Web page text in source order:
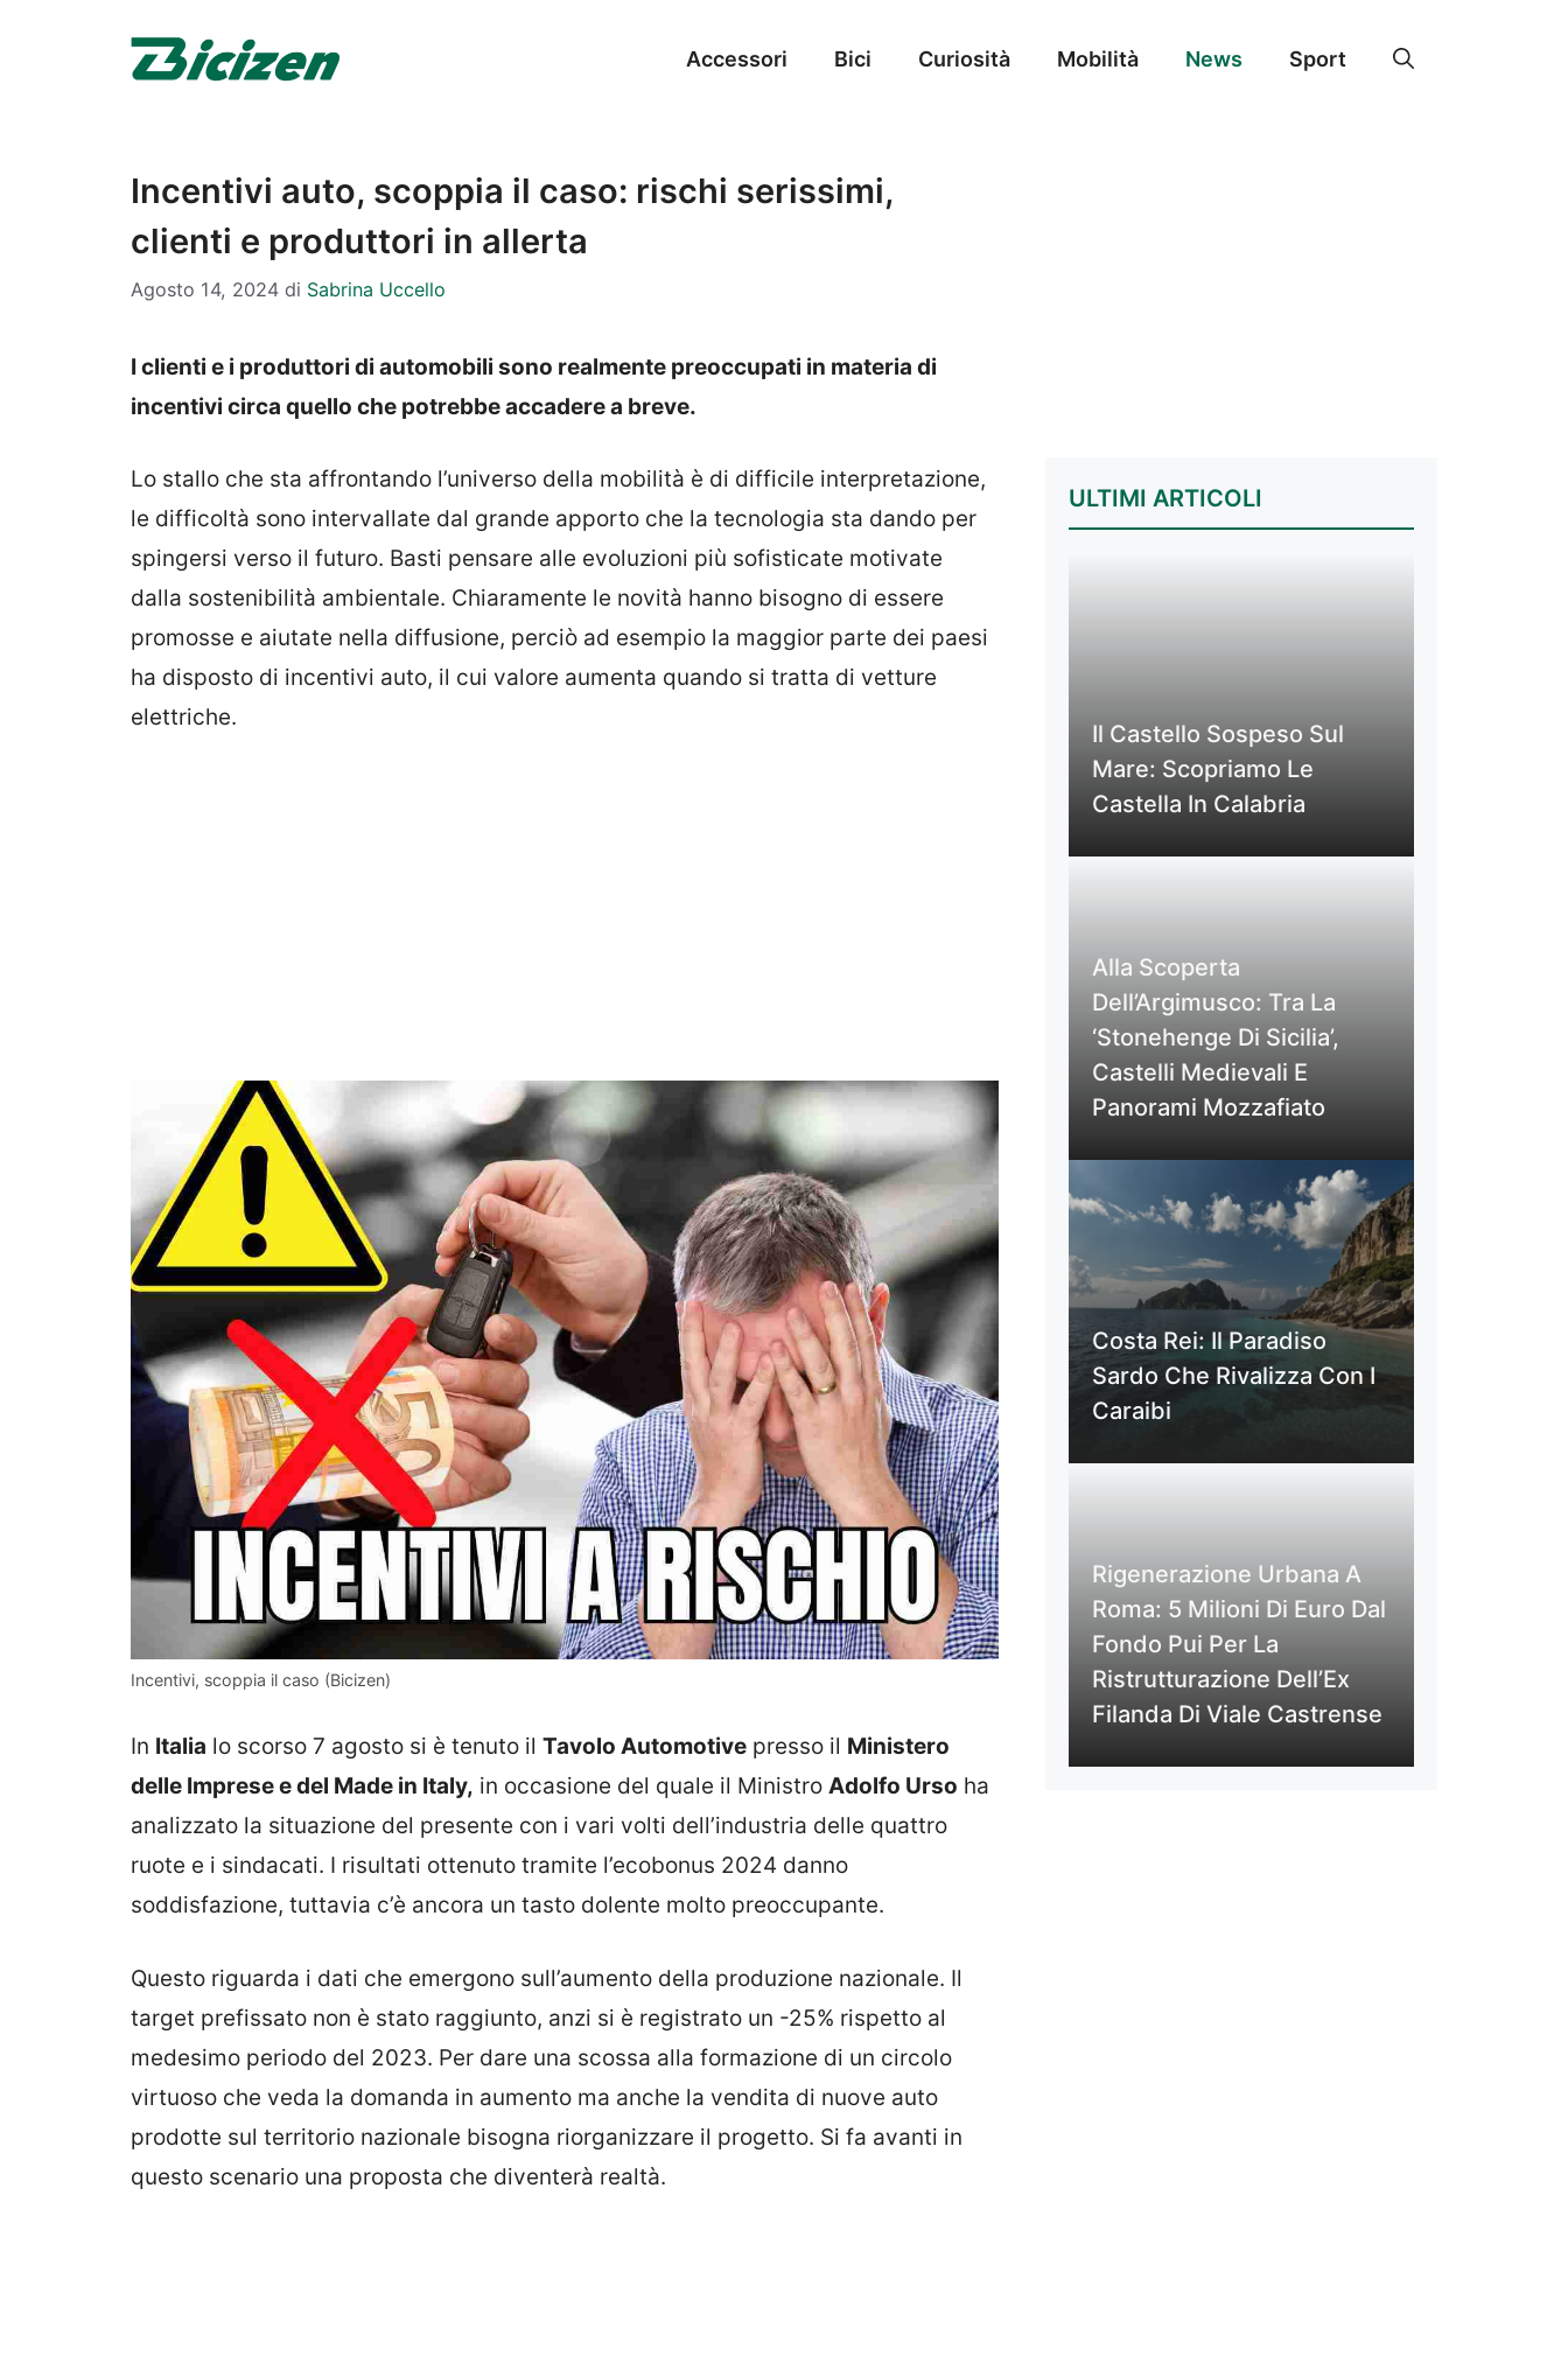
Accessori Bici Curiosità Mobilità News Sport
Incentivi auto, scoppia il caso: rischi serissimi,
clienti e produttori in allerta
Agosto 14, 2024 di Sabrina Uccello
I clienti e i produttori di automobili sono realmente preoccupati in materia di
incentivi circa quello che potrebbe accadere a breve.
Lo stallo che sta affrontando l’universo della mobilità è di difficile interpretazione,
le difficoltà sono intervallate dal grande apporto che la tecnologia sta dando per
spingersi verso il futuro. Basti pensare alle evoluzioni più sofisticate motivate
dalla sostenibilità ambientale. Chiaramente le novità hanno bisogno di essere
promosse e aiutate nella diffusione, perciò ad esempio la maggior parte dei paesi
ha disposto di incentivi auto, il cui valore aumenta quando si tratta di vetture
elettriche.
Incentivi, scoppia il caso (Bicizen)
In Italia lo scorso 7 agosto si è tenuto il Tavolo Automotive presso il Ministero
delle Imprese e del Made in Italy, in occasione del quale il Ministro Adolfo Urso ha
analizzato la situazione del presente con i vari volti dell’industria delle quattro
ruote e i sindacati. I risultati ottenuto tramite l’ecobonus 2024 danno
soddisfazione, tuttavia c’è ancora un tasto dolente molto preoccupante.
Questo riguarda i dati che emergono sull’aumento della produzione nazionale. Il
target prefissato non è stato raggiunto, anzi si è registrato un -25% rispetto al
medesimo periodo del 2023. Per dare una scossa alla formazione di un circolo
virtuoso che veda la domanda in aumento ma anche la vendita di nuove auto
prodotte sul territorio nazionale bisogna riorganizzare il progetto. Si fa avanti in
questo scenario una proposta che diventerà realtà.
ULTIMI ARTICOLI
Il Castello Sospeso Sul
Mare: Scopriamo Le
Castella In Calabria
Alla Scoperta
Dell’Argimusco: Tra La
‘Stonehenge Di Sicilia’,
Castelli Medievali E
Panorami Mozzafiato
Costa Rei: Il Paradiso
Sardo Che Rivalizza Con I
Caraibi
Rigenerazione Urbana A
Roma: 5 Milioni Di Euro Dal
Fondo Pui Per La
Ristrutturazione Dell’Ex
Filanda Di Viale Castrense